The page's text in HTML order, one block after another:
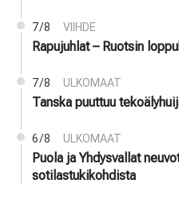
7/8 VIIHDE
Rapujuhlat – Ruotsin
7/8 ULKOMAAT
Tanska puuttuu
6/8 ULKOMAAT
Puola ja Yhdysvallat
sotilastukikohdista